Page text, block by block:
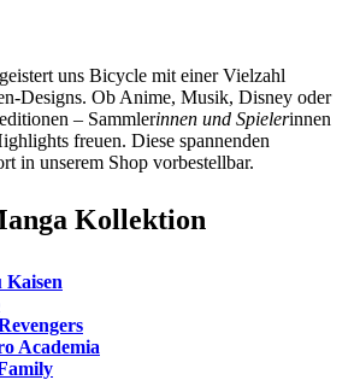
uns Bicycle mit einer Vielzahl
Designs. Ob Anime, Musik, Disney oder
– Sammlerinnen und Spielerinnen
freuen. Diese spannenden
in unserem Shop vorbestellbar.
Kollektion
Kaisen
Academia